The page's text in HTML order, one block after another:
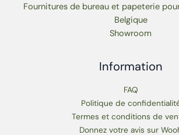
Fournitures de bureau et papeterie
Belgique
Showroom
Information
FAQ
Politique de
Termes et conditions de
Donnez votre avis sur